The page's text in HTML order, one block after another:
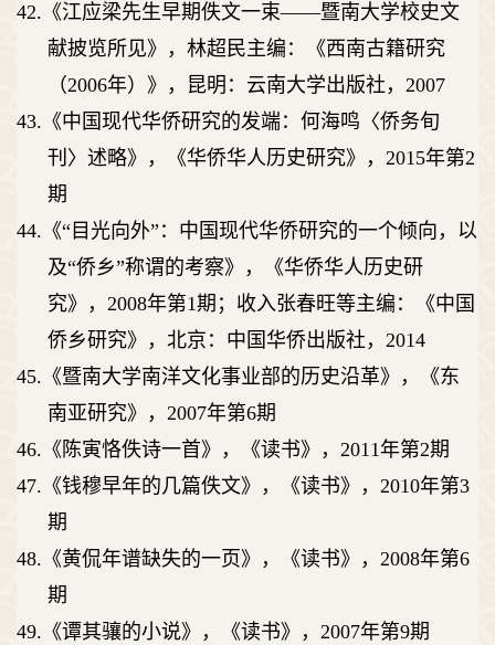
42. 《江应梁先生早期佚文一束――暨南大学校史文
献披览所见》，林超民主编：《西南古籍研究
（2006年）》，昆明：云南大学出版社， 2007
43. 《中国现代华侨研究的发端：何海鸣〈侨务旬
刊〉述略》，《华侨华人历史研究》， 2015年第2
期
44. 《“ 目光向外” ：中国现代华侨研究的一个倾向，以
及“侨乡”称谓的考察》，《华侨华人历史研
究》， 2008年第1期；收入张春旺等主编：《中国
侨乡研究》，北京：中国华侨出版社， 2014
45. 《暨南大学南洋文化事业部的历史沿革》，《东
南亚研究》， 2007年第6期
46. 《陈寅恪佚诗一首》，《读书》， 2011年第2期
47. 《钱穆早年的几篇佚文》，《读书》， 2010年第3
期
48. 《黄侃年谱缺失的一页》，《读书》， 2008年第6
期
49. 《谭其骧的小说》，《读书》， 2007年第9期